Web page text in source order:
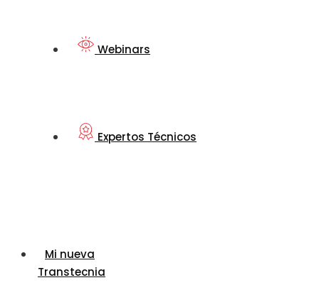
Webinars
Expertos Técnicos
Mi nueva
Transtecnia